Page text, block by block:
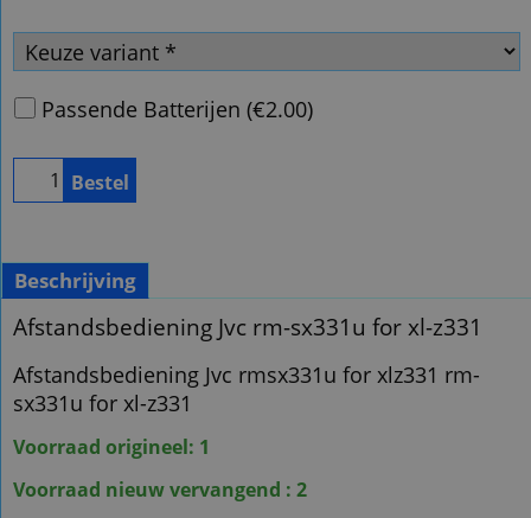
Passende Batterijen (€2.00)
Bestel
Beschrijving
Afstandsbediening Jvc rm-sx331u for xl-z331
Afstandsbediening Jvc rmsx331u for xlz331 rm-
sx331u for xl-z331
Voorraad origineel: 1
Voorraad nieuw vervangend : 2